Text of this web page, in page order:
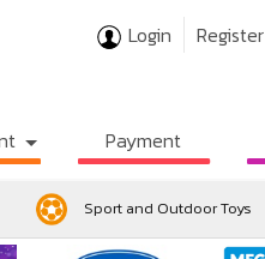
Login Register
Payment
Sport and Outdoor Toys